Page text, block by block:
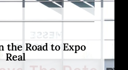
the Road to Expo
Real